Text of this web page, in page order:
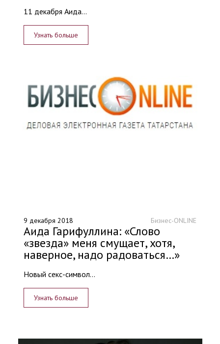
11 декабря Аида...
Узнать больше
9 декабря 2018 Бизнес-ONLINE
Аида Гарифуллина: «Слово
«звезда» меня смущает, хотя,
наверное, надо радоваться…»
Новый секс-символ...
Узнать больше